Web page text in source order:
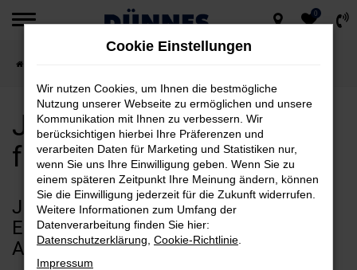
Zum
springen
0
Jeep Neuwagen kaufen
für Weiden
JEEP NEUWAGEN FÜR WEIDEN –
EXZELLENZ IN QUALITÄT UND
AUSSTATTUNG
Cookie Einstellungen
Wir nutzen Cookies, um Ihnen die bestmögliche
Nutzung unserer Webseite zu ermöglichen und unsere
Kommunikation mit Ihnen zu verbessern. Wir
berücksichtigen hierbei Ihre Präferenzen und
verarbeiten Daten für Marketing und Statistiken nur,
wenn Sie uns Ihre Einwilligung geben. Wenn Sie zu
einem späteren Zeitpunkt Ihre Meinung ändern, können
Sie die Einwilligung jederzeit für die Zukunft widerrufen.
Weitere Informationen zum Umfang der
Datenverarbeitung finden Sie hier:
Datenschutzerklärung Cookie-Richtlinie
Impressum